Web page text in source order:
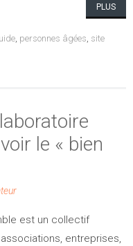
PLUS
, personnes âgées, site
le « bien
est un collectif
entreprises,